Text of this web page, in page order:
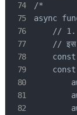
/*
async
// 1.
// इस